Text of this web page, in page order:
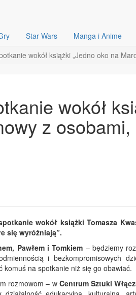
Star Wars Manga i Anime
wokół książki „Jedno oko na
wokół
z
wokół książki Tomasza
się wyróżniają”.
Pawłem i Tomkiem – będziemy
i bezkompromisowych
na spotkanie niż się go obawiać.
rozmowom – w Centrum Sztuki